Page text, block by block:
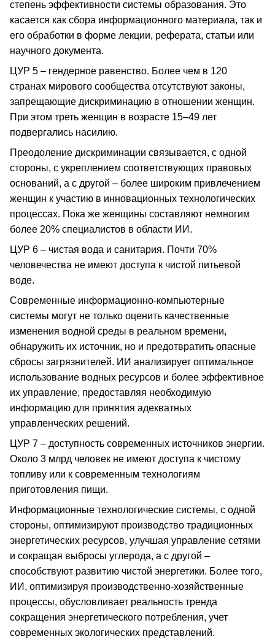
степень эффективности системы образования. Это
касается как сбора информационного материала, так и
его обработки в форме лекции, реферата, статьи или
научного документа.
ЦУР 5 – гендерное равенство. Более чем в 120
странах мирового сообщества отсутствуют законы,
запрещающие дискриминацию в отношении женщин.
При этом треть женщин в возрасте 15–49 лет
подвергались насилию.
Преодоление дискриминации связывается, с одной
стороны, с укреплением соответствующих правовых
оснований, а с другой – более широким привлечением
женщин к участию в инновационных технологических
процессах. Пока же женщины составляют немногим
более 20% специалистов в области ИИ.
ЦУР 6 – чистая вода и санитария. Почти 70%
человечества не имеют доступа к чистой питьевой
воде.
Современные информационно-компьютерные
системы могут не только оценить качественные
изменения водной среды в реальном времени,
обнаружить их источник, но и предотвратить опасные
сбросы загрязнителей. ИИ анализирует оптимальное
использование водных ресурсов и более эффективное
их управление, предоставляя необходимую
информацию для принятия адекватных
управленческих решений.
ЦУР 7 – доступность современных источников энергии.
Около 3 млрд человек не имеют доступа к чистому
топливу или к современным технологиям
приготовления пищи.
Информационные технологические системы, с одной
стороны, оптимизируют производство традиционных
энергетических ресурсов, улучшая управление сетями
и сокращая выбросы углерода, а с другой –
способствуют развитию чистой энергетики. Более того,
ИИ, оптимизируя производственно-хозяйственные
процессы, обусловливает реальность тренда
сокращения энергетического потребления, учет
современных экологических представлений.